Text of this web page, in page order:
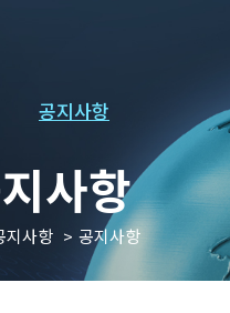
공지사항
사항
지사항 공지사항